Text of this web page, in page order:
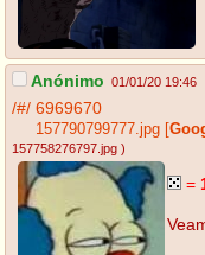
Anónimo 01/01/20 19:46
/#/ 6969670
157790799777.jpg
157758276797.jpg )
=